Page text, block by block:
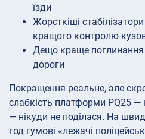
їзди
Жорсткіші
кращого контролю
Дещо краще поглинання
дороги
Покращення реальне, але
слабкість платформи PQ25 —
— нікуди не поділася. На
год гумові «лежачі